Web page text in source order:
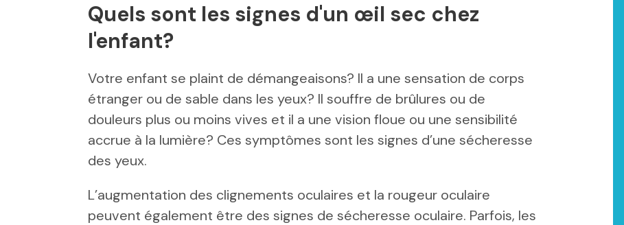
Quels sont les signes d'un œil sec chez
l'enfant?
Votre enfant se plaint de démangeaisons? Il a une sensation de corps
étranger ou de sable dans les yeux? Il souffre de brûlures ou de
douleurs plus ou moins vives et il a une vision floue ou une sensibilité
accrue à la lumière? Ces symptômes sont les signes d’une sécheresse
des yeux.
L’augmentation des clignements oculaires et la rougeur oculaire
peuvent également être des signes de sécheresse oculaire. Parfois, les